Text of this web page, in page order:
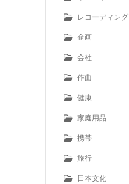
レコーディング
企画
会社
作曲
健康
家庭用品
携帯
旅行
日本文化